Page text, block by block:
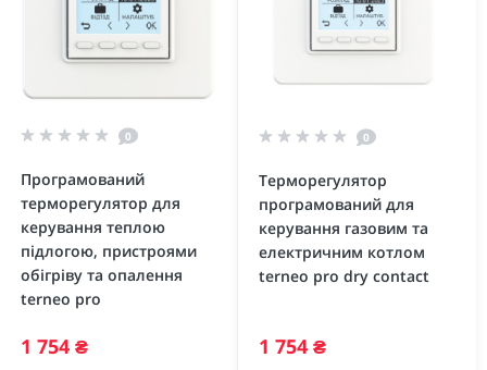
0
Програмований
терморегулятор для
керування теплою
підлогою, пристроями
обігріву та опалення
terneo pro
1 754 ₴
0
Терморегулятор
програмований для
керування газовим та
електричним котлом
terneo pro dry contact
1 754 ₴